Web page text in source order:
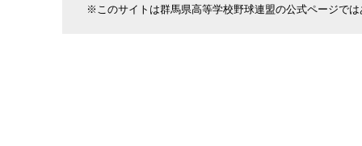
※このサイトは群馬県高等学校野球連盟の公式ページで